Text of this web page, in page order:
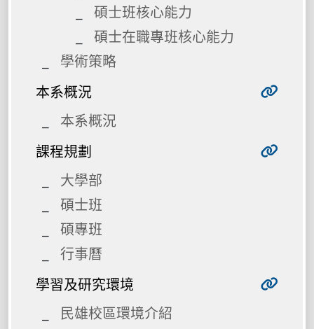
碩士班核心能力
碩士在職專班核心能力
學術策略
本系概況
本系概況
課程規劃
大學部
碩士班
碩專班
行事曆
學習及研究環境
民雄校區環境介紹